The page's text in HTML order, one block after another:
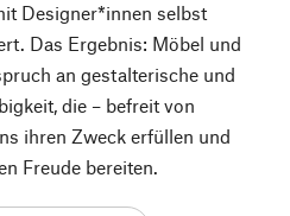
Designer*innen selbst
Das Ergebnis: Möbel und
an gestalterische und
die – befreit von
ihren Zweck erfüllen und
Freude bereiten.